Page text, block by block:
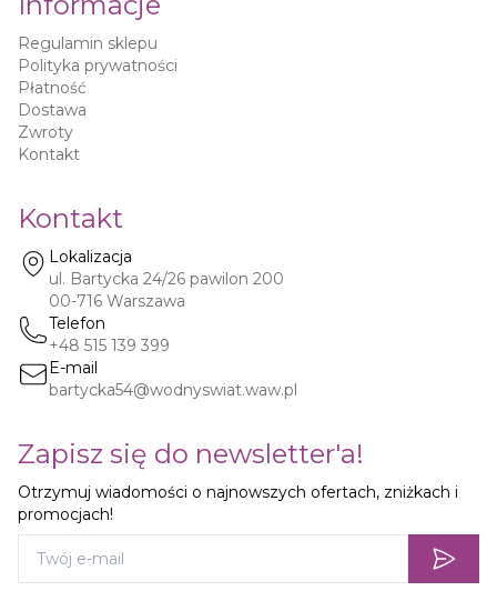
Regulamin sklepu
Polityka prywatności
Płatność
Dostawa
Zwroty
Kontakt
Kontakt
Lokalizacja
ul. Bartycka 24/26 pawilon 200
00-716 Warszawa
Telefon
+48 515 139 399
E-mail
bartycka54@wodnyswiat.waw.pl
Zapisz się do newsletter'a!
Otrzymuj wiadomości o najnowszych ofertach, zniżkach i
promocjach!